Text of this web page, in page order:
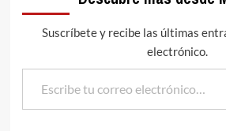
Suscríbete y recibe las últimas
electrónico.
Escribe tu correo electrónico…